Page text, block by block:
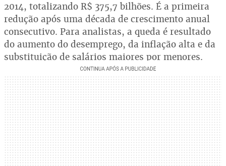
2014, totalizando R$ 375,7 bilhões. É a primeira
redução após uma década de crescimento anual
consecutivo. Para analistas, a queda é resultado
do aumento do desemprego, da inflação alta e da
substituição de salários maiores por menores.